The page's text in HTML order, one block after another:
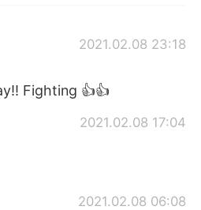
2021.02.08 23:18
Fighting 👍👍
2021.02.08 17:04
2021.02.08 06:08